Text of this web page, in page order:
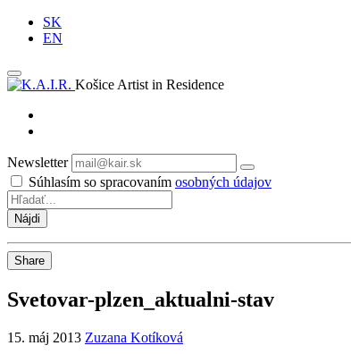
SK
EN
Košice Artist in Residence
Newsletter
Odoberať
Súhlasím so spracovaním osobných údajov
Share
Svetovar-plzen_aktualni-stav
15. máj 2013 Zuzana Kotíková